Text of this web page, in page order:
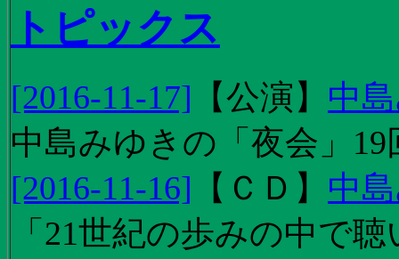
トピックス
[2016-11-17] 【公演 】 中
中島みゆきの「夜会」
[2016-11-16] 【 ＣＤ 】 中
「21世紀の歩みの中で